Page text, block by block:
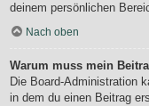
deinem persönlichen
Nach oben
Warum muss mein
Die Board-Administration
in dem du einen Beitrag